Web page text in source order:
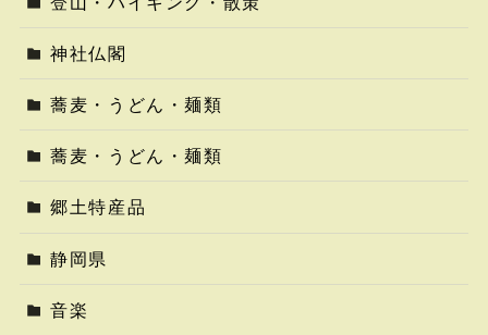
神社仏閣
蕎麦・うどん・麺類
蕎麦・うどん・麺類
郷土特産品
静岡県
音楽